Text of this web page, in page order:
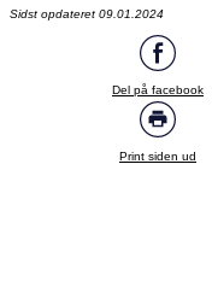
Sidst opdateret 09.01.2024
Del på facebook
Print siden ud